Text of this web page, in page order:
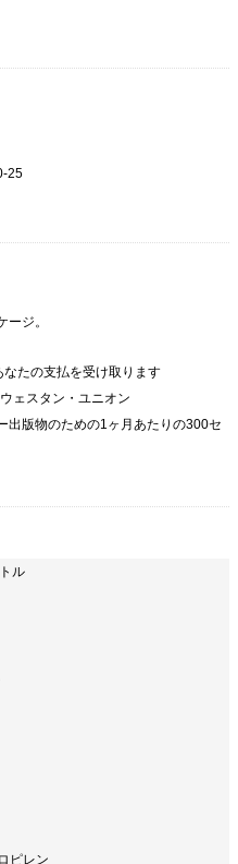
25
ジ。
たの支払を受け取ります
ェスタン・ユニオン
出版物のための1ヶ月あたりの300セ
ル
ピレン